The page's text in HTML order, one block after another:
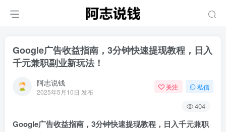
Google广告收益指南，3分钟快速提现教程，日入
千元兼职副业新玩法！
阿志说钱
2025年5月10日 发布
关注 私信
404
Google广告收益指南，3分钟快速提现教程，日入千元兼职